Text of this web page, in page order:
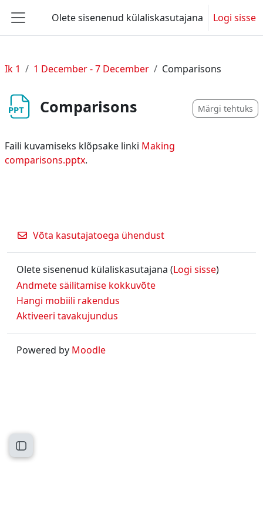
Küljepaneel
Olete sisenenud külaliskasutajana Logi sisse
Ava kursuse sisukord
Ik 1 1 December - 7 December Comparisons
Comparisons Märgi tehtuks
Faili kuvamiseks klõpsake linki Making
comparisons.pptx.
Võta kasutajatoega ühendust
Olete sisenenud külaliskasutajana (Logi sisse)
Andmete säilitamise kokkuvõte
Hangi mobiili rakendus
Aktiveeri tavakujundus
Powered by Moodle